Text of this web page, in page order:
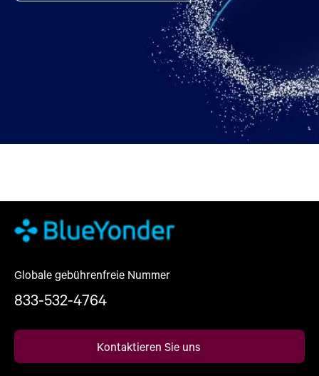
Globale gebührenfreie Nummer
833-532-4764
Kontaktieren Sie uns